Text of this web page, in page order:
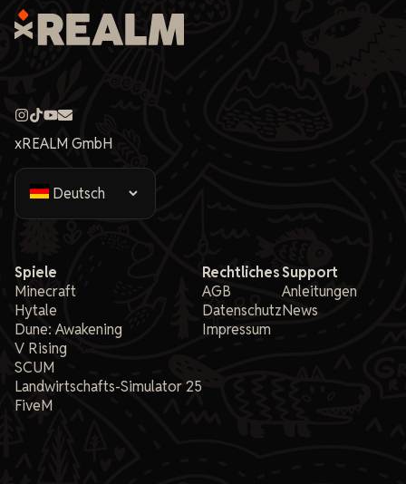
xREALM GmbH
Spiele
Minecraft
Hytale
Dune: Awakening
V Rising
SCUM
Landwirtschafts-Simulator 25
FiveM
Rechtliches
AGB
Datenschutz
Impressum
Support
Anleitungen
News